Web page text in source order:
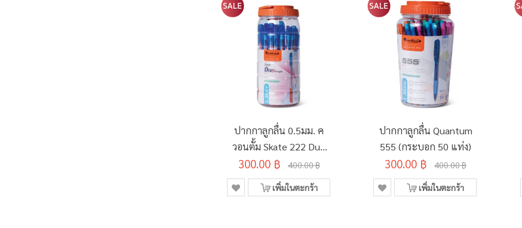
ปากกาลูกลื่น 0.5มม. ค
วอนตั้ม Skate 222 Duo
Straight (50ด้าม/
กระบอก)
300.00 ฿ 400.00 ฿
เพิ่มในตะกร้า
ปากกาลูกลื่น Quantum
555 (กระบอก 50 แท่ง)
300.00 ฿ 400.00 ฿
เพิ่มในตะกร้า